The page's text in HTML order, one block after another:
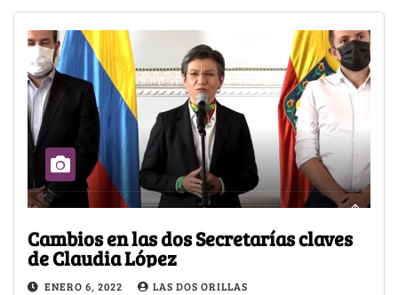
Cambios en las dos Secretarías claves
de Claudia López
ENERO 6, 2022 LAS DOS ORILLAS